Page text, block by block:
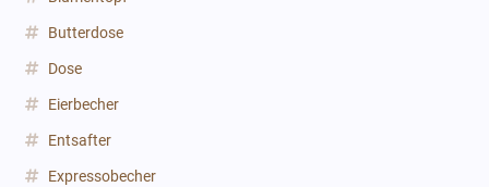
Butterdose
Dose
Eierbecher
Entsafter
Expressobecher